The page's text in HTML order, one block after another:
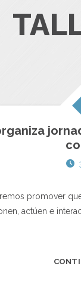
promover
actúen e